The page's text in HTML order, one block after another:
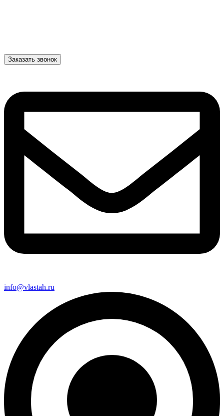
Заказать звонок
info@vlastah.ru